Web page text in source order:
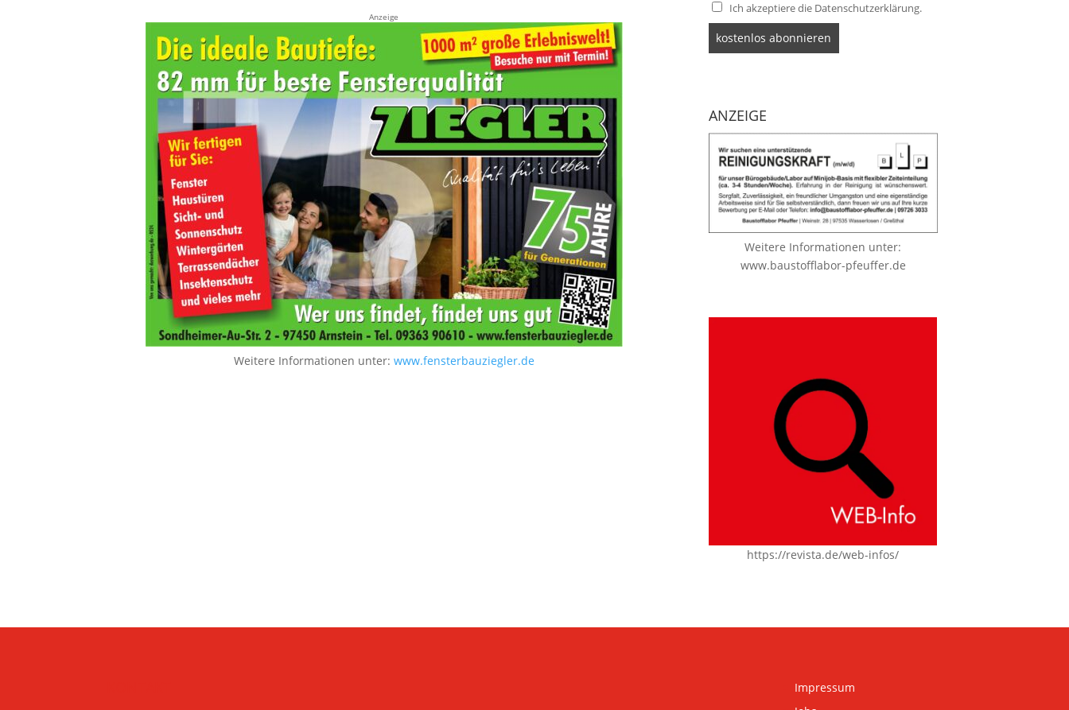
Anzeige
Weitere Informationen unter: www.fensterbauziegler.de
Ich akzeptiere die Datenschutzerklärung.
ANZEIGE
Weitere Informationen unter:
www.baustofflabor-pfeuffer.de
https://revista.de/web-infos/
Impressum